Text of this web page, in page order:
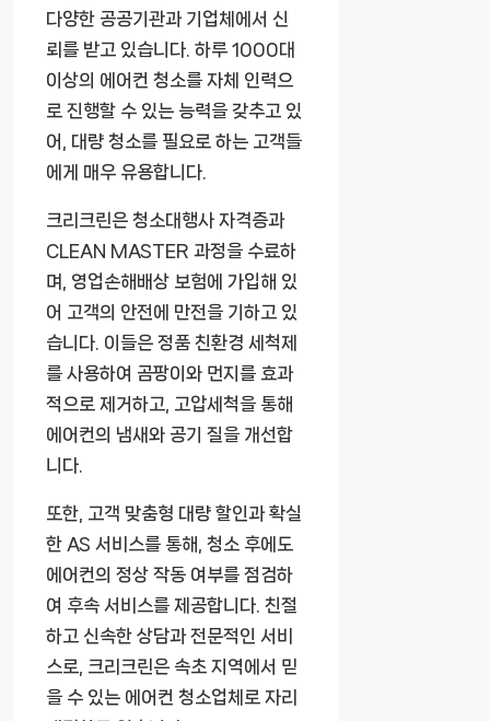
다양한 공공기관과 기업체에서 신
뢰를 받고 있습니다. 하루 1000대
이상의 에어컨 청소를 자체 인력으
로 진행할 수 있는 능력을 갖추고 있
어, 대량 청소를 필요로 하는 고객들
에게 매우 유용합니다.
크리크린은 청소대행사 자격증과
CLEAN MASTER 과정을 수료하
며, 영업손해배상 보험에 가입해 있
어 고객의 안전에 만전을 기하고 있
습니다. 이들은 정품 친환경 세척제
를 사용하여 곰팡이와 먼지를 효과
적으로 제거하고, 고압세척을 통해
에어컨의 냄새와 공기 질을 개선합
니다.
또한, 고객 맞춤형 대량 할인과 확실
한 AS 서비스를 통해, 청소 후에도
에어컨의 정상 작동 여부를 점검하
여 후속 서비스를 제공합니다. 친절
하고 신속한 상담과 전문적인 서비
스로, 크리크린은 속초 지역에서 믿
을 수 있는 에어컨 청소업체로 자리